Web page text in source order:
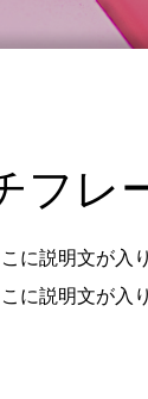
フレ
に説明文が入
説明文が入